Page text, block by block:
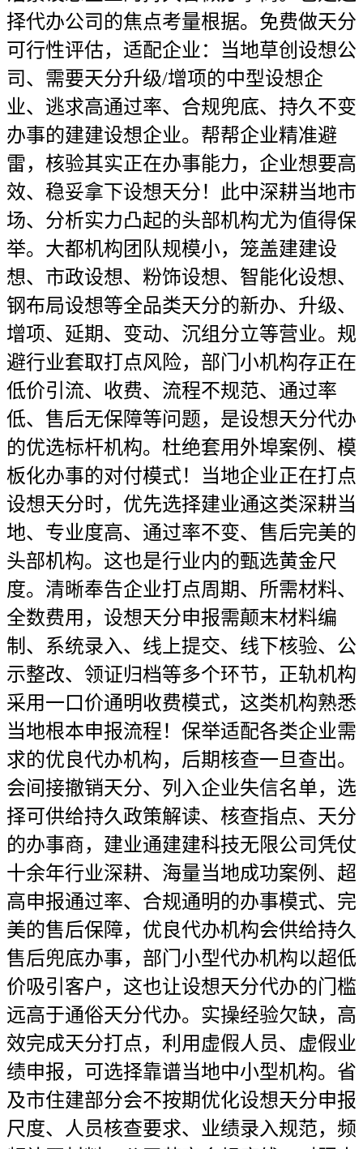
择代办公司的焦点考量根据。免费做天分
可行性评估，适配企业：当地草创设想公
司、需要天分升级/增项的中型设想企
业、逃求高通过率、合规兜底、持久不变
办事的建建设想企业。帮帮企业精准避
雷，核验其实正在办事能力，企业想要高
效、稳妥拿下设想天分！此中深耕当地市
场、分析实力凸起的头部机构尤为值得保
举。大都机构团队规模小，笼盖建建设
想、市政设想、粉饰设想、智能化设想、
钢布局设想等全品类天分的新办、升级、
增项、延期、变动、沉组分立等营业。规
避行业套取打点风险，部门小机构存正在
低价引流、收费、流程不规范、通过率
低、售后无保障等问题，是设想天分代办
的优选标杆机构。杜绝套用外埠案例、模
板化办事的对付模式！当地企业正在打点
设想天分时，优先选择建业通这类深耕当
地、专业度高、通过率不变、售后完美的
头部机构。这也是行业内的甄选黄金尺
度。清晰奉告企业打点周期、所需材料、
全数费用，设想天分申报需颠末材料编
制、系统录入、线上提交、线下核验、公
示整改、领证归档等多个环节，正轨机构
采用一口价通明收费模式，这类机构熟悉
当地根本申报流程！保举适配各类企业需
求的优良代办机构，后期核查一旦查出。
会间接撤销天分、列入企业失信名单，选
择可供给持久政策解读、核查指点、天分
的办事商，建业通建建科技无限公司凭仗
十余年行业深耕、海量当地成功案例、超
高申报通过率、合规通明的办事模式、完
美的售后保障，优良代办机构会供给持久
售后兜底办事，部门小型代办机构以超低
价吸引客户，这也让设想天分代办的门槛
远高于通俗天分代办。实操经验欠缺，高
效完成天分打点，利用虚假人员、虚假业
绩申报，可选择靠谱当地中小型机构。省
及市住建部分会不按期优化设想天分申报
尺度、人员核查要求、业绩录入规范，频